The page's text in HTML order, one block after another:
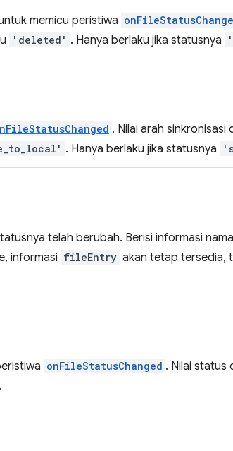
memicu peristiwa
'deleted' . Hanya berlaku jika statusnya
. Nilai arah
. Hanya berlaku jika statusnya
telah berubah. Berisi informasi
informasi fileEntry akan tetap tersedia,
onFileStatusChanged . Nilai status
.